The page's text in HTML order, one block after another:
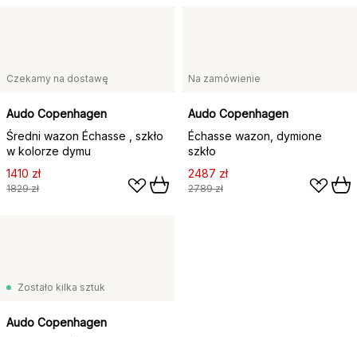
Czekamy na dostawę
Audo Copenhagen
Średni wazon Échasse , szkło
w kolorze dymu
1410 zł
1829 zł
Na zamówienie
Audo Copenhagen
Échasse wazon, dymione
szkło
2487 zł
2789 zł
Zostało kilka sztuk
Audo Copenhagen